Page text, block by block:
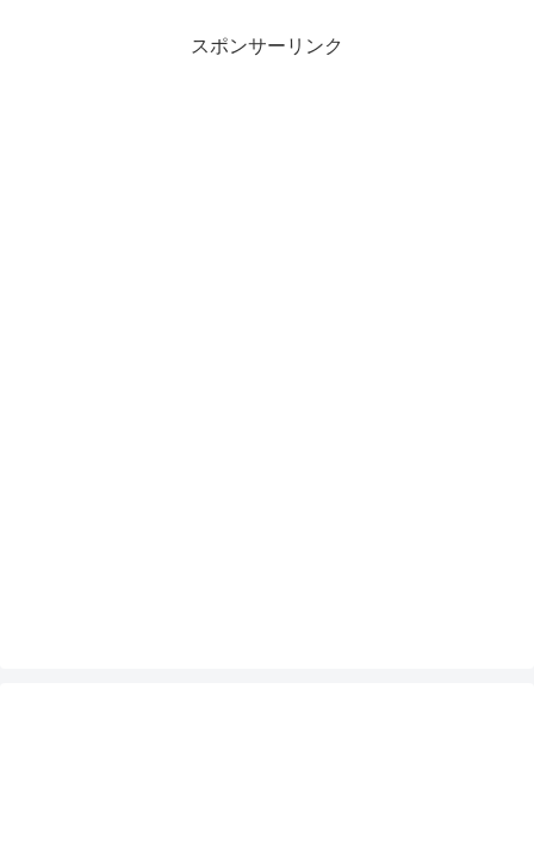
スポンサーリンク